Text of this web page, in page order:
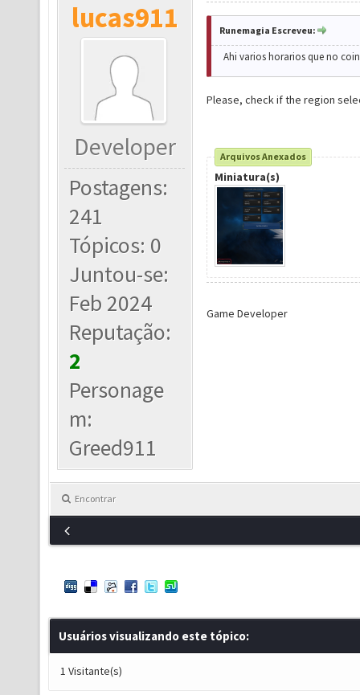
lucas911
Developer
Postagens:
241
Tópicos: 0
Juntou-se:
Feb 2024
Reputação:
2
Personage
m:
Greed911
Runemagia Escreveu:
Ahi varios horarios que no
Please, check if the region
Arquivos Anexados
Miniatura(s)
Game Developer
Encontrar
Usuários visualizando este tópico:
1 Visitante(s)